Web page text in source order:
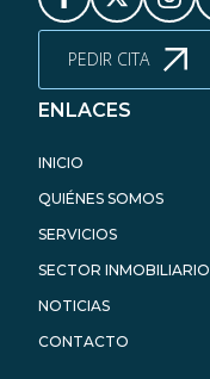
PEDIR CITA
ENLACES
INICIO
QUIÉNES SOMOS
SERVICIOS
SECTOR INMOBILIARIO
NOTICIAS
CONTACTO